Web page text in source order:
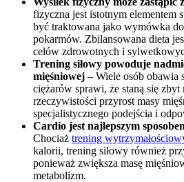
fizyczna jest istotnym elementem
być traktowana jako wymówka
pokarmów. Zbilansowana dieta
celów zdrowotnych i
Trening siłowy powoduje
mięśniowej – Wiele osób obawia
ciężarów sprawi, że staną się
rzeczywistości przyrost masy
specjalistycznego podejścia i
Cardio jest najlepszym
Chociaż trening
kalorii, trening siłowy również
ponieważ zwiększa masę
metabolizm.